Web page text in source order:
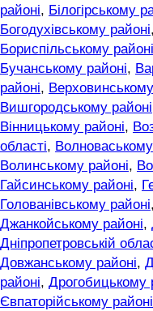
районі, Білогірському
Богодухівському районі,
Бориспільському районі
Бучанському районі,
районі,
Вишгородському районі
Вінницькому районі,
області,
Волинському районі,
Гайсинському районі,
Голованівському районі,
Джанкойському районі,
Дніпропетровській
Довжанському районі,
районі, Дрогобицькому
Євпаторійському районі